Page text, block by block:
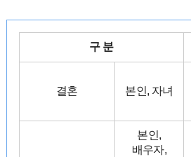
구 분
결혼 본인, 자녀
본인,
배우자,